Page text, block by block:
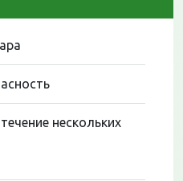
нескольких